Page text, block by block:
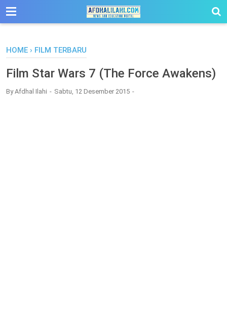
-->
HOME › FILM TERBARU
Film Star Wars 7 (The Force Awakens)
ByAfdhal Ilahi Sabtu, 12 Desember 2015